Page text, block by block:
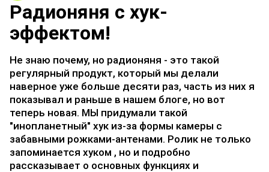
Радионяня с хук-
эффектом!
Не знаю почему, но радионяня - это такой
регулярный продукт, который мы делали
наверное уже больше десяти раз, часть из них я
показывал и раньше в нашем блоге, но вот
теперь новая. МЫ придумали такой
"инопланетный" хук из-за формы камеры с
забавными рожками-антенами. Ролик не только
запоминается хуком , но и подробно
рассказывает о основных функциях и